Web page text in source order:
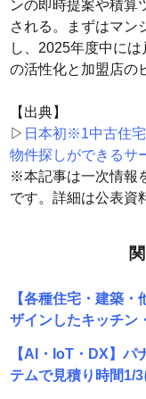
ンの即時提案や積算
される。まずはマン
し、2025年度中に
の活性化と加盟店の
【出典】
▷ 日本初※1中古住
物件探しができるサ
※本記事は一次情報
です。詳細は公表資
【各種住宅・建築
ザインしたキッチン
【AI・IoT・DX】パ
テムで見積り時間1/3